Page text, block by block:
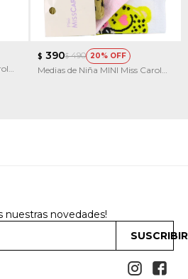
$ 390$ 490 20
Medias de Niña MINI Miss Carol
nuestras novedades!
 